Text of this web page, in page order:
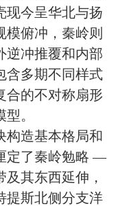
现今呈华北与扬
模俯冲，秦岭则
逆冲推覆和内部
含多期不同样式
合的不对称扇形
。
构造基本格局和
定了秦岭勉略 —
其东西延伸，
提斯北侧分支洋